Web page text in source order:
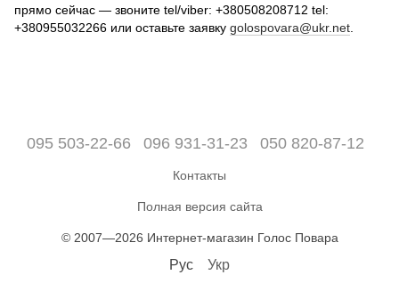
прямо сейчас — звоните tel/viber: +380508208712 tel:
+380955032266 или оставьте заявку golospovara@ukr.net
095 503-22-66 096 931-31-23 050 820-87-12
Контакты
Полная версия сайта
© 2007—2026 Интернет-магазин Голос Повара
Рус Укр